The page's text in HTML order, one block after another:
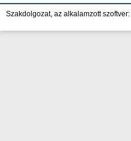
Szakdolgozat, az alkalamzott szoftver: